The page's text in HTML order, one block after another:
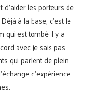
d’aider les porteurs de
à la base, c’est le
qui est tombé il y a
avec je sais pas
qui parlent de plein
d’expérience